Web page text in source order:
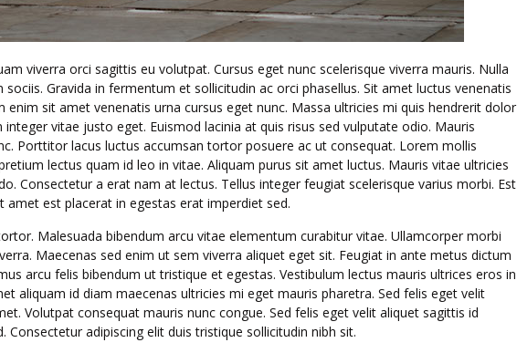
viverra orci sagittis eu volutpat. Cursus eget nunc scelerisque viverra mauris. Nulla
Gravida in fermentum et sollicitudin ac orci phasellus. Sit amet luctus venenatis
sit amet venenatis urna cursus eget nunc. Massa ultricies mi quis hendrerit dolor
vitae justo eget. Euismod lacinia at quis risus sed vulputate odio. Mauris
Porttitor lacus luctus accumsan tortor posuere ac ut consequat. Lorem mollis
lectus quam id leo in vitae. Aliquam purus sit amet luctus. Mauris vitae ultricies
Consectetur a erat nam at lectus. Tellus integer feugiat scelerisque varius morbi. Est
est placerat in egestas erat imperdiet sed.
Malesuada bibendum arcu vitae elementum curabitur vitae. Ullamcorper morbi
Maecenas sed enim ut sem viverra aliquet eget sit. Feugiat in ante metus dictum
arcu felis bibendum ut tristique et egestas. Vestibulum lectus mauris ultrices eros in
aliquam id diam maecenas ultricies mi eget mauris pharetra. Sed felis eget velit
Volutpat consequat mauris nunc congue. Sed felis eget velit aliquet sagittis id
adipiscing elit duis tristique sollicitudin nibh sit.